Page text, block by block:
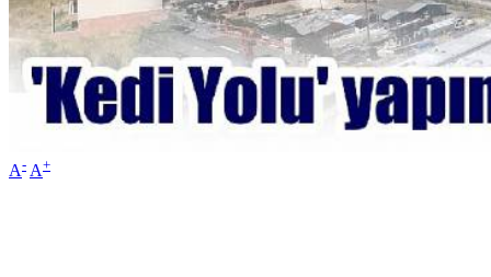
A- A+